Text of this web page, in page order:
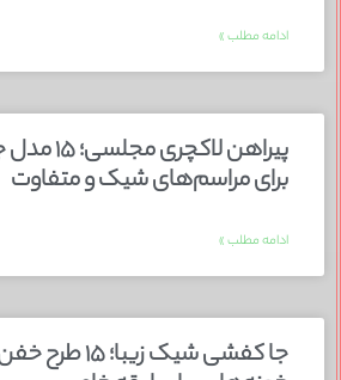
ادامه مطلب »
پیراهن
برای مراسم‌های شیک و متفاوت
ادامه مطلب »
جا کفشی شیک